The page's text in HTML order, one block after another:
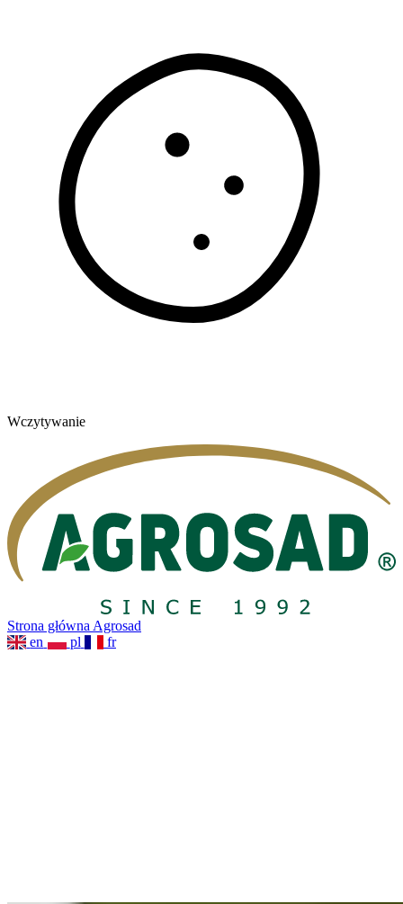
Wczytywanie
Strona główna Agrosad
en
pl fr